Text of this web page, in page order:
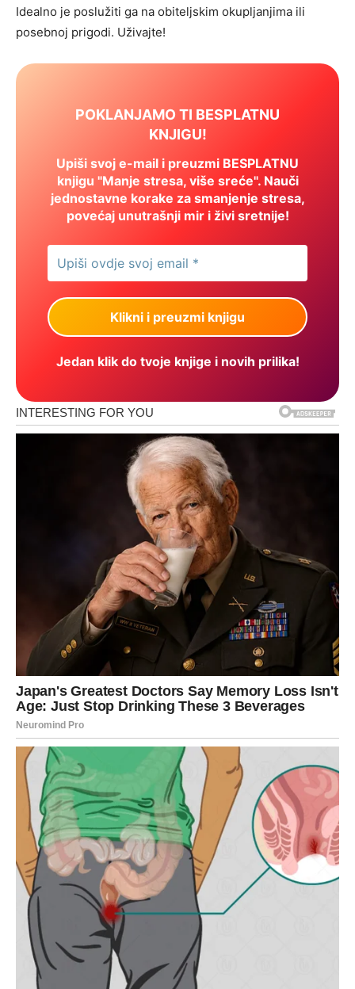
Idealno je poslužiti ga na obiteljskim okupljanjima ili
posebnoj prigodi. Uživajte!
POKLANJAMO TI BESPLATNU
KNJIGU!
Upiši svoj e-mail i preuzmi BESPLATNU
knjigu "Manje stresa, više sreće". Nauči
jednostavne korake za smanjenje stresa,
povećaj unutrašnji mir i živi sretnije!
Jedan klik do tvoje knjige i novih prilika!